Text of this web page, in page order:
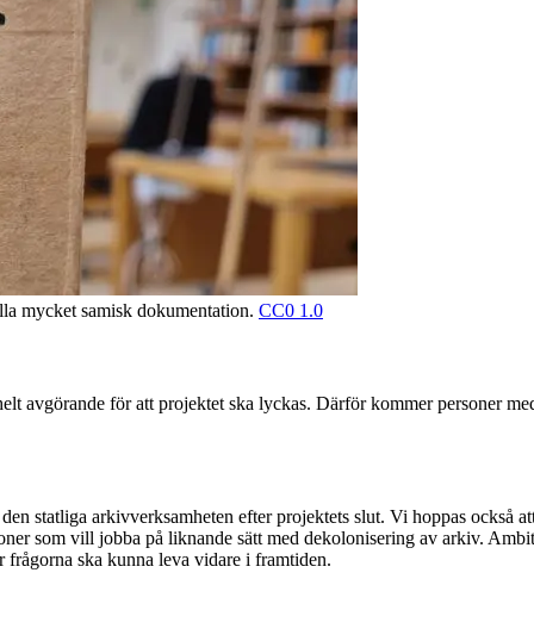
mycket samisk dokumentation. CC0 1.0
avgörande för att projektet ska lyckas. Därför kommer personer
statliga arkivverksamheten efter projektets slut. Vi hoppas också
som vill jobba på liknande sätt med dekolonisering av arkiv.
ska kunna leva vidare i framtiden.